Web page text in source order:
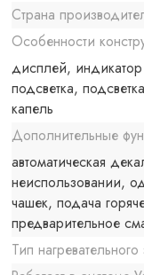
Страна
Особенности
дисплей,
подсветка,
капель
Дополнительные
автоматическая
неиспользовании,
чашек, подача
предварительное
Тип